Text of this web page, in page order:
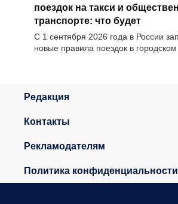
поездок на такси и
транспорте: что будет
С 1 сентября 2026 года в России
новые правила поездок в городском
Редакция
Контакты
Рекламодателям
Политика конфиденциальности